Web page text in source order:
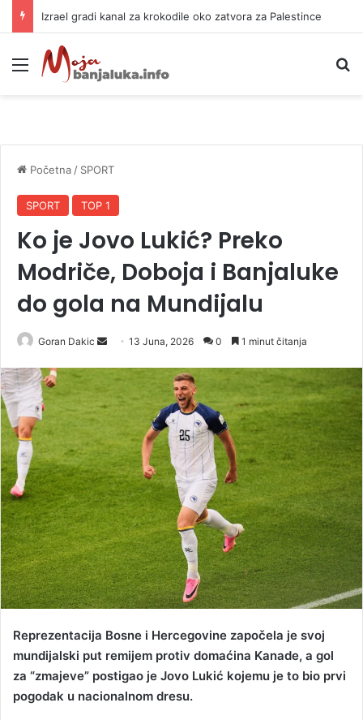
Izrael gradi kanal za krokodile oko zatvora za Palestince
Meni
Početna / SPORT
SPORT TOP 1
Ko je Jovo Lukić? Preko
Modriče, Doboja i Banjaluke
do gola na Mundijalu
Goran Dakic
n
e
m
a
l
13 Juna, 2026 0 1 minut čitanja
Reprezentacija Bosne i Hercegovine započela je svoj
mundijalski put remijem protiv domaćina Kanade, a gol
za “zmajeve” postigao je Jovo Lukić kojemu je to bio prvi
pogodak u nacionalnom dresu.